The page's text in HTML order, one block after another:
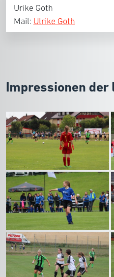
Urike Goth
Mail: Ulrike Goth
Impressionen der